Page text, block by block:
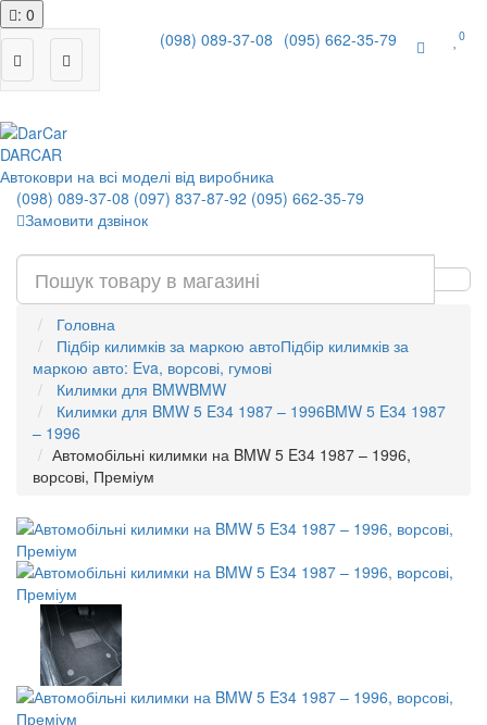
: 0
(098) 089-37-08 (095) 662-35-79 0
DARCAR
Автоковри на всі моделі від виробника
(098) 089-37-08 (097) 837-87-92 (095) 662-35-79
Замовити дзвінок
Головна
Підбір килимків за маркою автоПідбір килимків за
маркою авто: Eva, ворсові, гумові
Килимки для BMWBMW
Килимки для BMW 5 E34 1987 – 1996BMW 5 E34 1987
– 1996
Автомобільні килимки на BMW 5 E34 1987 – 1996,
ворсові, Преміум